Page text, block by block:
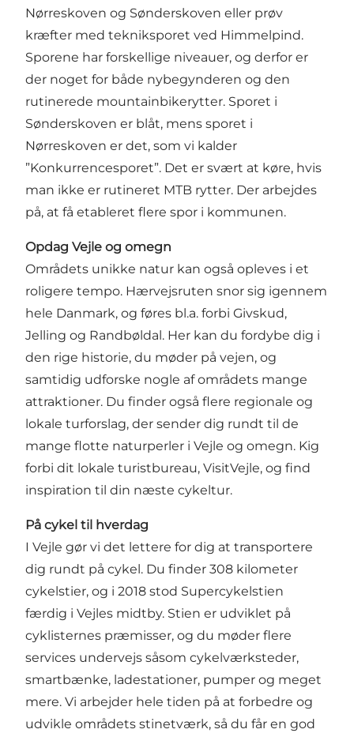
Nørreskoven og Sønderskoven eller prøv
kræfter med tekniksporet ved Himmelpind.
Sporene har forskellige niveauer, og derfor er
der noget for både nybegynderen og den
rutinerede mountainbikerytter. Sporet i
Sønderskoven er blåt, mens sporet i
Nørreskoven er det, som vi kalder
”Konkurrencesporet”. Det er svært at køre, hvis
man ikke er rutineret MTB rytter. Der arbejdes
på, at få etableret flere spor i kommunen.
Opdag Vejle og omegn
Områdets unikke natur kan også opleves i et
roligere tempo. Hærvejsruten snor sig igennem
hele Danmark, og føres bl.a. forbi Givskud,
Jelling og Randbøldal. Her kan du fordybe dig i
den rige historie, du møder på vejen, og
samtidig udforske nogle af områdets mange
attraktioner. Du finder også flere regionale og
lokale turforslag, der sender dig rundt til de
mange flotte naturperler i Vejle og omegn. Kig
forbi dit lokale turistbureau, VisitVejle, og find
inspiration til din næste cykeltur.
På cykel til hverdag
I Vejle gør vi det lettere for dig at transportere
dig rundt på cykel. Du finder 308 kilometer
cykelstier, og i 2018 stod Supercykelstien
færdig i Vejles midtby. Stien er udviklet på
cyklisternes præmisser, og du møder flere
services undervejs såsom cykelværksteder,
smartbænke, ladestationer, pumper og meget
mere. Vi arbejder hele tiden på at forbedre og
udvikle områdets stinetværk, så du får en god